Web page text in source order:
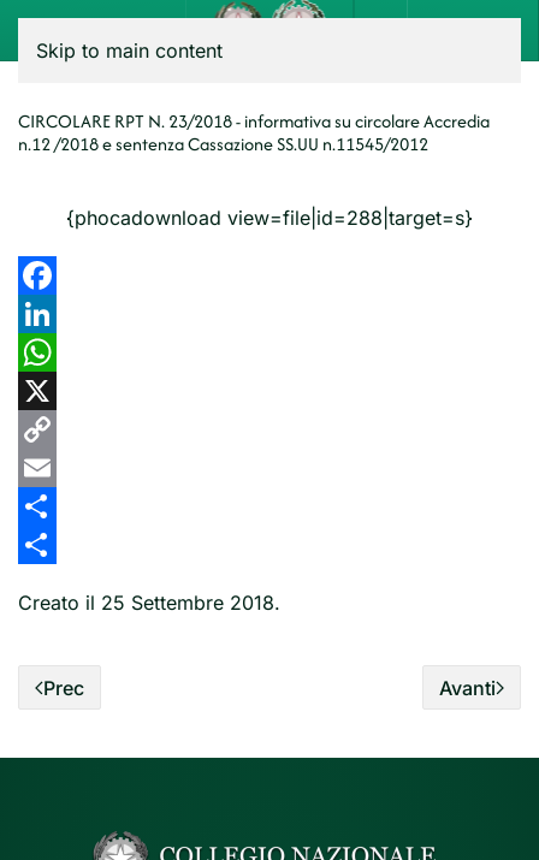
Skip to main content
CIRCOLARE RPT N. 23/2018 - informativa su circolare Accredia
n.12 /2018 e sentenza Cassazione SS.UU n.11545/2012
{phocadownload view=file|id=288|target=s}
Facebook
LinkedIn
WhatsApp
X
Copy
Link
Email
Share
Creato il 25 Settembre 2018.
Prec Avanti